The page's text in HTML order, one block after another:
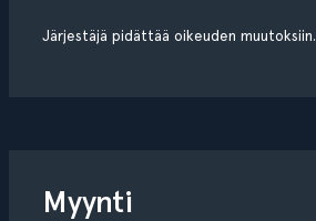
Järjestäjä pidättää oikeuden muutoksiin.
Myynti